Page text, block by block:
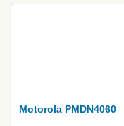
Motorola PMDN4060